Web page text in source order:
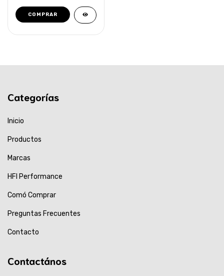
Categorías
Inicio
Productos
Marcas
HFI Performance
Comó Comprar
Preguntas Frecuentes
Contacto
Contactános